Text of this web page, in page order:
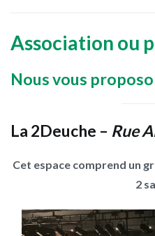
Association ou
Nous vous
La 2Deuche – Rue
Cet espace comprend un
2